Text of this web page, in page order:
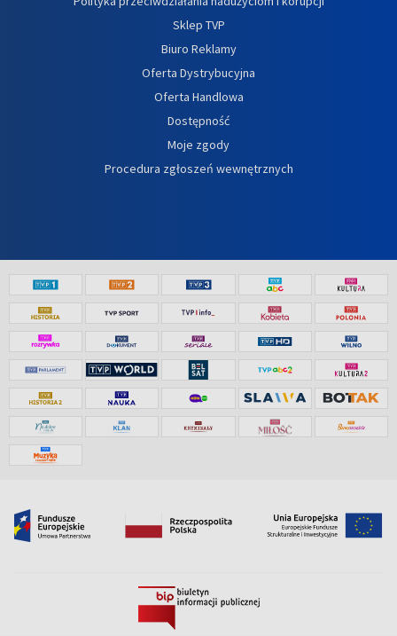
Sklep TVP
Biuro Reklamy
Oferta Dystrybucyjna
Oferta Handlowa
Dostępność
Moje zgody
Procedura zgłoszeń wewnętrznych